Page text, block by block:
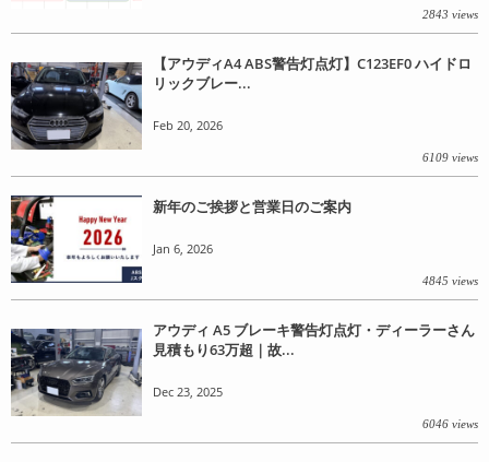
2843 views
【アウディA4 ABS警告灯点灯】C123EF0 ハイドロ
リックブレー...
Feb 20, 2026
6109 views
新年のご挨拶と営業日のご案内
Jan 6, 2026
4845 views
アウディ A5 ブレーキ警告灯点灯・ディーラーさん
見積もり63万超｜故...
Dec 23, 2025
6046 views